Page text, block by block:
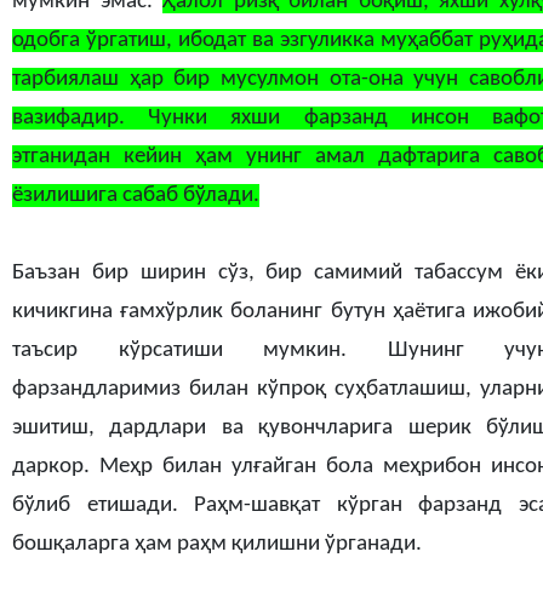
одобга ўргатиш, ибодат ва эзгуликка муҳаббат
тарбиялаш ҳар бир мусулмон ота-она учун
вазифадир. Чунки яхши фарзанд инсон
этганидан кейин ҳам унинг амал дафтарига
ёзилишига сабаб бўлади.
Баъзан бир ширин сўз, бир самимий табассум
кичикгина ғамхўрлик боланинг бутун ҳаётига
таъсир кўрсатиши мумкин. Шунинг
фарзандларимиз билан кўпроқ суҳбатлашиш,
эшитиш, дардлари ва қувончларига шерик
даркор. Меҳр билан улғайган бола меҳрибон
бўлиб етишади. Раҳм-шавқат кўрган фарзанд
бошқаларга ҳам раҳм қилишни ўрганади.